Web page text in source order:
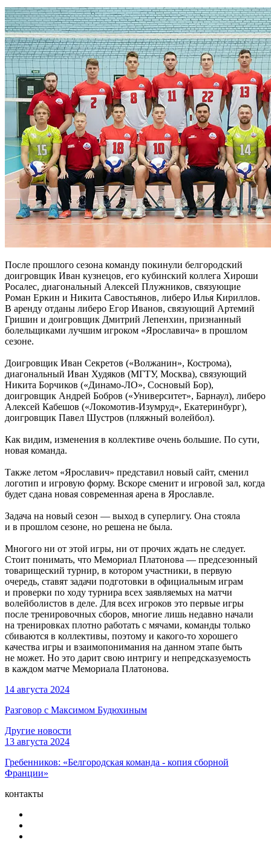
После прошлого сезона команду покинули белгородский
доигровщик Иван кузнецов, его кубинский коллега Хироши
Росалес, диагональный Алексей Плужников, связующие
Роман Еркин и Никита Савостьянов, либеро Илья Кириллов.
В аренду отданы либеро Егор Иванов, связующий Артемий
Гришин и доигровщик Дмитрий Лепенхин, признанный
болельщиками лучшим игроком «Ярославича» в прошлом
сезоне.
Доигровщик Иван Секретов («Волжанин», Кострома),
диагональный Иван Худяков (МГТУ, Москва), связующий
Никита Борчиков («Динамо-ЛО», Сосновый Бор),
доигровщик Андрей Бобров («Университет», Барнаул), либеро
Алексей Кабешов («Локомотив-Изумруд», Екатеринбург),
доигровщик Павел Шустров (пляжный волейбол).
Как видим, изменения в коллективе очень большие. По сути,
новая команда.
Также летом «Ярославич» представил новый сайт, сменил
логотип и игровую форму. Вскоре сменит и игровой зал, когда
будет сдана новая современная арена в Ярославле.
Задача на новый сезон — выход в суперлигу. Она стояла
и в прошлом сезоне, но решена не была.
Многого ни от этой игры, ни от прочих ждать не следует.
Стоит понимать, что Мемориал Платонова — предсезонный
товарищеский турнир, в котором участники, в первую
очередь, ставят задачи подготовки в официальным играм
и проверки по ходу турнира всех заявляемых на матчи
волейболистов в деле. Для всех игроков это первые игры
после тренировочных сборов, многие лишь недавно начали
на тренировках плотно работать с мячами, команды только
сбиваются в коллективы, поэтому и какого-то хорошего
качества игры и взаимопонимания на данном этапе быть
не может. Но это дарит свою интригу и непредсказуемость
в каждом матче Мемориала Платонова.
14 августа 2024
Разговор с Максимом Будюхиным
Другие новости
13 августа 2024
Гребенников: «Белгородская команда - копия сборной
Франции»
контакты